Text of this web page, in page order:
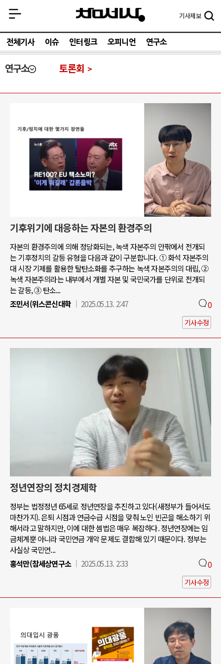
기사제보
전체기사 이슈 인터링크 오피니언 연구소
연구소 토론회
기후위기에 대응하는 자본의 환경주의
자본의 환경주의에 의해 정당화되는, 녹색 자본주의 안팎에서 전개되
는 기후정치의 갈등 유형을 다음과 같이 구분합니다. ① 화석 자본주의
대 시장 기제를 활용한 탈탄소화를 추구하는 녹색 자본주의의 대립, ②
녹색 자본주의라는 내부에서 개별 자본 및 국민국가를 단위로 전개되
는 갈등, ③ 탄소...
조민서(위스콘신대학
2025.05.13. 2:47 0
기사수정
정년연장의 정치경제학
정부는 법정정년 65세로 정년연장을 추진하고 있다(새정부가 들어서도
마찬가지). 은퇴 시점과 연금수급 시점을 맞춰 노인 빈곤을 해소하기 위
해서라고 말하지만, 이에 대한 셈법은 매우 복잡하다. 정년연장에는 임
금체계뿐 아니라 국민연금 개악 문제도 결합해 있기 때문이다. 정부는
사실상 국민연...
홍석만(참세상연구소
2025.05.13. 2:33 0
기사수정